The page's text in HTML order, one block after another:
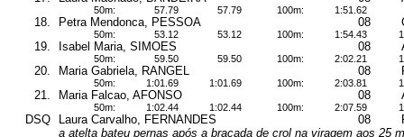
50m: 57.79 57.79 100m: 1:51.62
18. Petra Mendonca, PESSOA 08
50m: 53.12 53.12 100m: 1:54.43
19. Isabel Maria, SIMOES 08
50m: 59.50 59.50 100m: 2:02.21
20. Maria Gabriela, RANGEL 08
50m: 1:01.69 1:01.69 100m: 2:03.81
21. Maria Falcao, AFONSO 08
50m: 1:02.44 1:02.44 100m: 2:07.59
DSQ Laura Carvalho, FERNANDES 08
a atelta bateu pernas após a braçada de crol na viragem aos 25 m